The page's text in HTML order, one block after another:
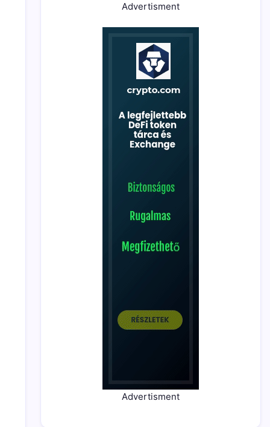
Advertisment
Advertisment